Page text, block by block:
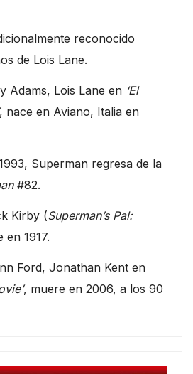
reconocido
de Lois Lane.
Adams, Lois Lane en ‘El
, nace en Aviano, Italia en
Superman regresa de la
#82.
Kirby (Superman’s Pal:
en 1917.
Ford, Jonathan Kent en
, muere en 2006, a los 90